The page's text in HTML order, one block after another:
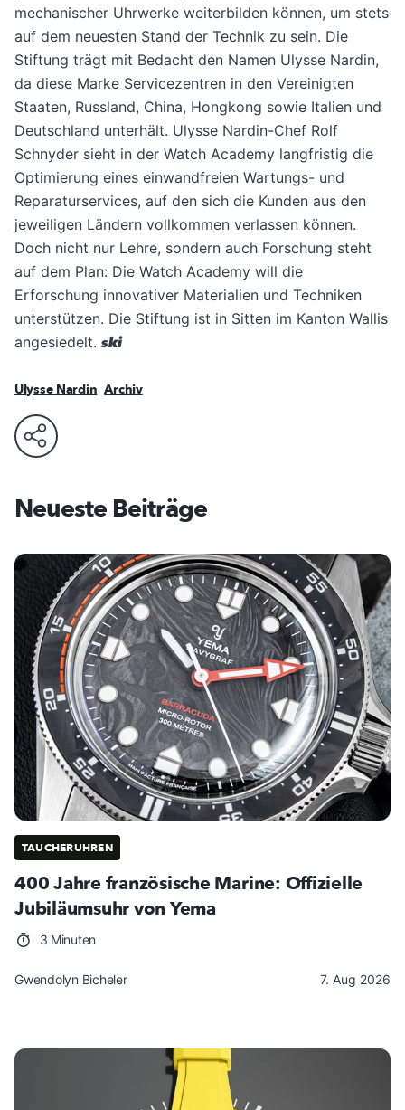
mechanischer Uhrwerke weiterbilden können, um stets
auf dem neuesten Stand der Technik zu sein. Die
Stiftung trägt mit Bedacht den Namen Ulysse Nardin,
da diese Marke Servicezentren in den Vereinigten
Staaten, Russland, China, Hongkong sowie Italien und
Deutschland unterhält. Ulysse Nardin-Chef Rolf
Schnyder sieht in der Watch Academy langfristig die
Optimierung eines einwandfreien Wartungs- und
Reparaturservices, auf den sich die Kunden aus den
jeweiligen Ländern vollkommen verlassen können.
Doch nicht nur Lehre, sondern auch Forschung steht
auf dem Plan: Die Watch Academy will die
Erforschung innovativer Materialien und Techniken
unterstützen. Die Stiftung ist in Sitten im Kanton Wallis
angesiedelt.ski
Ulysse Nardin Archiv
Neueste Beiträge
TAUCHERUHREN
400 Jahre französische Marine: Offizielle
Jubiläumsuhr von Yema
3 Minuten
Gwendolyn Bicheler 7. Aug 2026